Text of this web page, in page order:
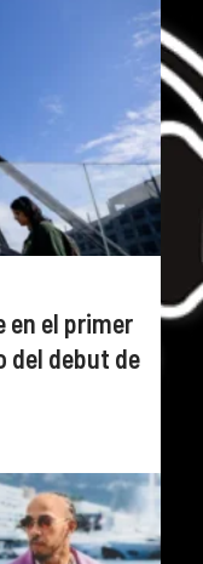
en el primer
del debut de